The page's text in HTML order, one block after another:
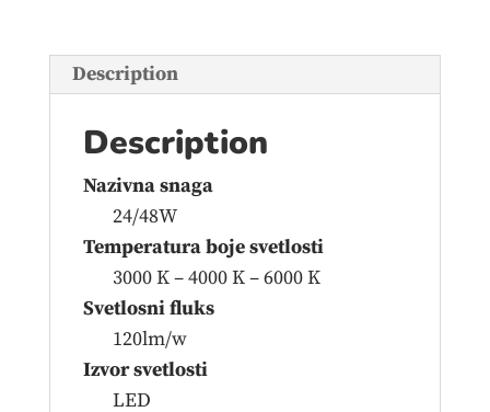
Description
Description
Nazivna snaga
24/48W
Temperatura boje svetlosti
3000 K – 4000 K – 6000 K
Svetlosni fluks
120lm/w
Izvor svetlosti
LED